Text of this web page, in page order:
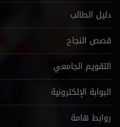
دليل الطالب
قصص النجاح
التقويم الجامعي
البوابة الإلكترونية
روابط هامة